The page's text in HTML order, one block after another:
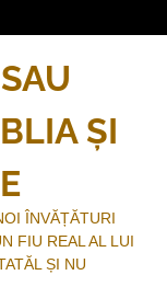
ȘI
ÎNVĂȚĂTURI
FIU REAL AL LUI
ȘI NU